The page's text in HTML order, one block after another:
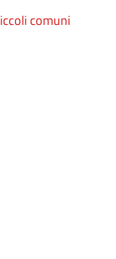
comuni